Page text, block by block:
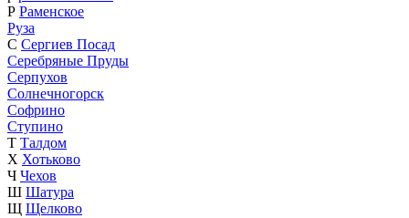
Р Раменское
Руза
С Сергиев Посад
Серебряные Пруды
Серпухов
Солнечногорск
Софрино
Ступино
Т Талдом
Х Хотьково
Ч Чехов
Ш Шатура
Щ Щелково